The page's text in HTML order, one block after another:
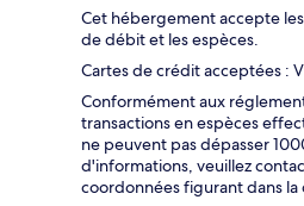
Cet hébergement accepte
de débit et les espèces.
Cartes de crédit acceptées :
Conformément aux
transactions en espèces
ne peuvent pas dépasser
d'informations, veuillez
coordonnées figurant dans